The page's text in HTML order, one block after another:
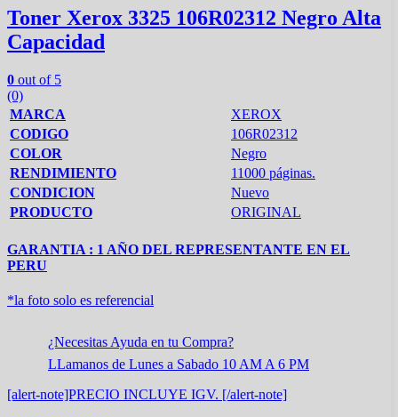
Toner Xerox 3325 106R02312 Negro Alta
Capacidad
0 out of 5
(0)
MARCA
XEROX
CODIGO
106R02312
COLOR
Negro
RENDIMIENTO
11000 páginas.
CONDICION
Nuevo
PRODUCTO
ORIGINAL
GARANTIA : 1 AÑO DEL REPRESENTANTE EN EL
PERU
*la foto solo es referencial
¿Necesitas Ayuda en tu Compra?
LLamanos de Lunes a Sabado 10 AM A 6 PM
[alert-note]PRECIO INCLUYE IGV. [/alert-note]